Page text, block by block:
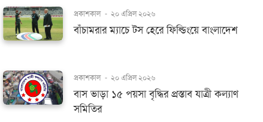
প্রকাশকাল - ২০ এপ্রিল ২০২৬
বাঁচামরার ম্যাচে টস হেরে ফিল্ডিংয়ে বাংলাদেশ
প্রকাশকাল - ২০ এপ্রিল ২০২৬
বাস ভাড়া ১৫ পয়সা বৃদ্ধির প্রস্তাব যাত্রী কল্যাণ
সমিতির